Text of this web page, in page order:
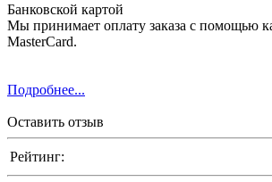
Банковской картой
Мы принимает оплату заказа с помощью
MasterCard.
Подробнее...
Оставить отзыв
Рейтинг: